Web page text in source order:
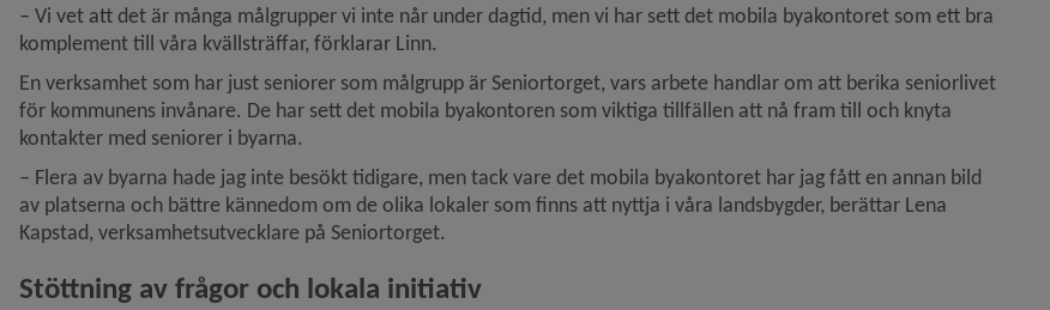
– Vi vet att det är många målgrupper vi inte når under dagtid, men vi har sett det mobila byakontoret som ett bra
komplement till våra kvällsträffar, förklarar Linn.
En verksamhet som har just seniorer som målgrupp är Seniortorget, vars arbete handlar om att berika seniorlivet
för kommunens invånare. De har sett det mobila byakontoren som viktiga tillfällen att nå fram till och knyta
kontakter med seniorer i byarna.
– Flera av byarna hade jag inte besökt tidigare, men tack vare det mobila byakontoret har jag fått en annan bild
av platserna och bättre kännedom om de olika lokaler som finns att nyttja i våra landsbygder, berättar Lena
Kapstad, verksamhetsutvecklare på Seniortorget.
Stöttning av frågor och lokala initiativ